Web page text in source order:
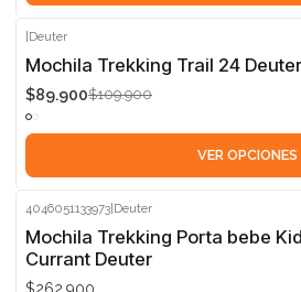
-18%
|Deuter
Mochila Trekking Trail 24 Deuter
$89.900$109.900
VER OPCIONES
4046051133973 Deuter
Mochila Trekking Porta bebe
Currant Deuter